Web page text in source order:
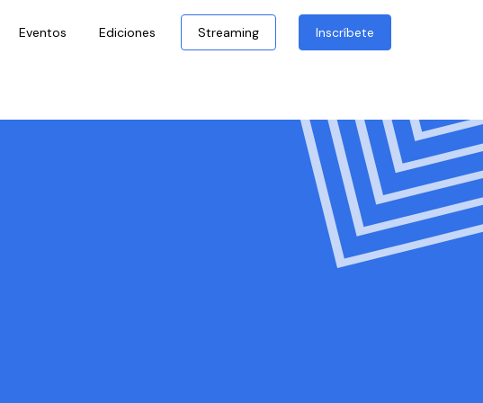
Eventos Ediciones Streaming Inscríbete